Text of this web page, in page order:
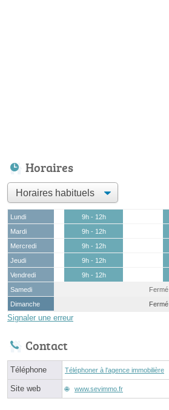
Horaires
Lundi 9h - 12h
Mardi
9h - 12h
Mercredi
9h - 12h
Jeudi
9h - 12h
Vendredi
9h - 12h
Samedi
Fermé
Dimanche
Fermé
Signaler une erreur
Contact
Téléphone Téléphoner à l'agence immobilière
Site web www.sevimmo.fr